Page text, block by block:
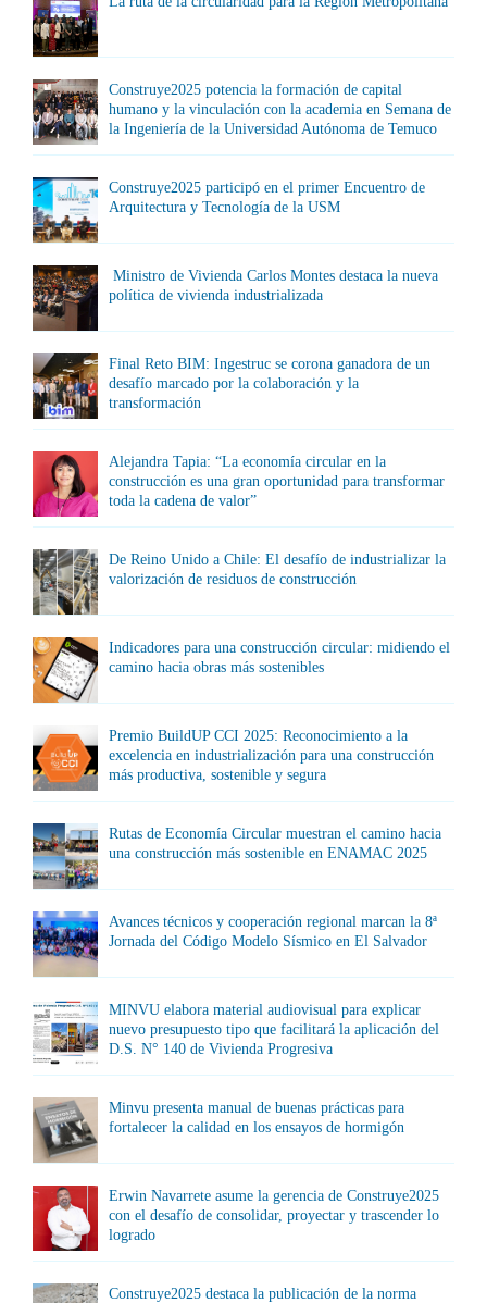
Construye2025 potencia la formación de capital
humano y la vinculación con la academia en Semana de
la Ingeniería de la Universidad Autónoma de Temuco
Construye2025 participó en el primer Encuentro de
Arquitectura y Tecnología de la USM
Ministro de Vivienda Carlos Montes destaca la nueva
política de vivienda industrializada
Final Reto BIM: Ingestruc se corona ganadora de un
desafío marcado por la colaboración y la
transformación
Alejandra Tapia: “La economía circular en la
construcción es una gran oportunidad para transformar
toda la cadena de valor”
De Reino Unido a Chile: El desafío de industrializar la
valorización de residuos de construcción
Indicadores para una construcción circular: midiendo el
camino hacia obras más sostenibles
Premio BuildUP CCI 2025: Reconocimiento a la
excelencia en industrialización para una construcción
más productiva, sostenible y segura
Rutas de Economía Circular muestran el camino hacia
una construcción más sostenible en ENAMAC 2025
Avances técnicos y cooperación regional marcan la 8ª
Jornada del Código Modelo Sísmico en El Salvador
MINVU elabora material audiovisual para explicar
nuevo presupuesto tipo que facilitará la aplicación del
D.S. N° 140 de Vivienda Progresiva
Minvu presenta manual de buenas prácticas para
fortalecer la calidad en los ensayos de hormigón
Erwin Navarrete asume la gerencia de Construye2025
con el desafío de consolidar, proyectar y trascender lo
logrado
Construye2025 destaca la publicación de la norma